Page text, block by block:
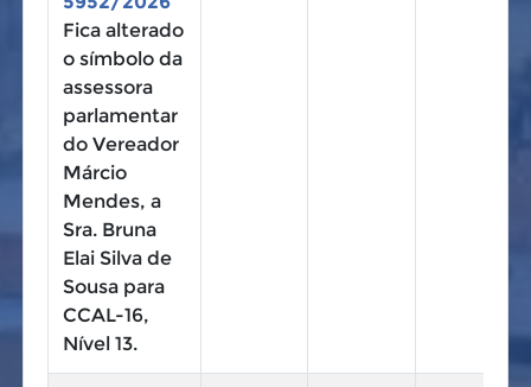
Fica alterado
o símbolo da
assessora
parlamentar
do Vereador
Márcio
Mendes, a
Sra. Bruna
Elai Silva de
Sousa para
CCAL-16,
Nível 13.